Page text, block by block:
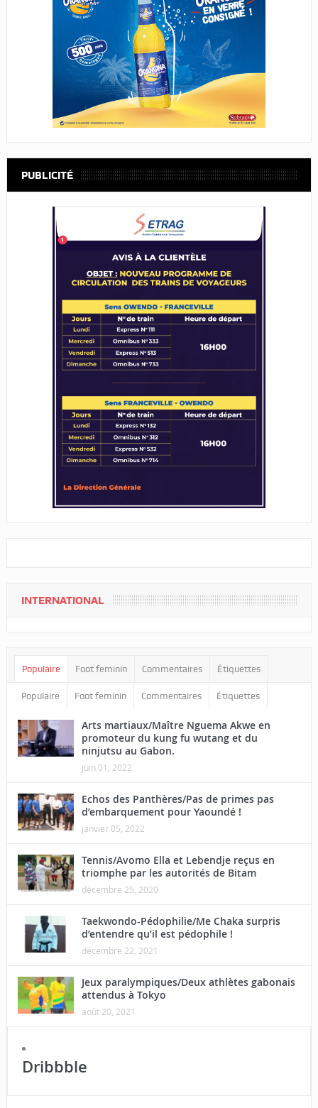
PUBLICITÉ
INTERNATIONAL
Populaire Foot feminin Commentaires Étiquettes
Populaire Foot feminin Commentaires Étiquettes
Arts martiaux/Maître Nguema Akwe en
promoteur du kung fu wutang et du
ninjutsu au Gabon.
juin 01, 2022
Echos des Panthères/Pas de primes pas
d’embarquement pour Yaoundé !
janvier 05, 2022
Tennis/Avomo Ella et Lebendje reçus en
triomphe par les autorités de Bitam
décembre 25, 2020
Taekwondo-Pédophilie/Me Chaka surpris
d’entendre qu’il est pédophile !
décembre 22, 2021
Jeux paralympiques/Deux athlètes gabonais
attendus à Tokyo
août 20, 2021
Dribbble